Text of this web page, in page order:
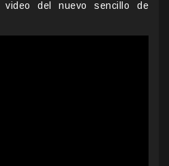
del nuevo sencillo de